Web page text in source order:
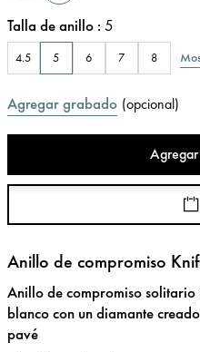
Talla de anillo : 5
4.5 5 6 7 8
Agregar grabado (opcional)
Anillo de compromiso
Anillo de compromiso
blanco con un diamante
pavé